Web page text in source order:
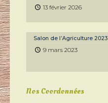
13 février 2026
Salon de l’Agriculture 2023
9 mars 2023
Nos Coordonnées